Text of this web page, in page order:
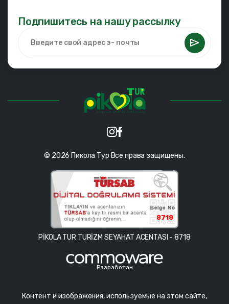
Подпишитесь на нашу рассылку
© 2026 Пикола Тур Все права защищены.
8718
PİKOLA TUR TURİZM SEYAHAT ACENTASI - 8718
Разработан
Контент и изображения, используемые на этом сайте,